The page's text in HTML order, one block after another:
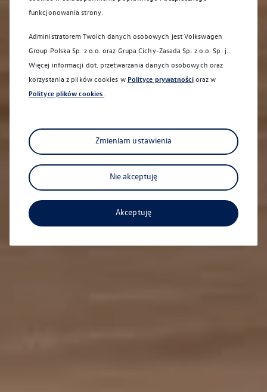
funkcjonowania strony.
Administratorem Twoich danych osobowych jest Volkswagen
Group Polska Sp. z o.o. oraz Grupa Cichy-Zasada Sp. z o.o. Sp. j..
Więcej informacji dot. przetwarzania danych osobowych oraz
korzystania z plików cookies w Polityce prywatnościoraz w
Polityce plików cookies .
Zmieniam ustawienia
Nie akceptuję
Akceptuję